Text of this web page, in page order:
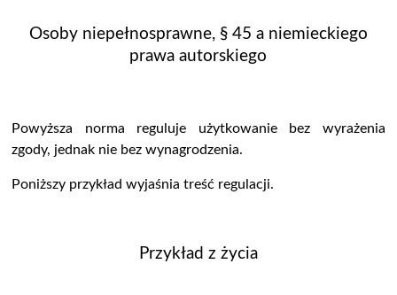
Osoby niepełnosprawne, § 45 a niemieckiego
prawa autorskiego
Powyższa norma reguluje użytkowanie bez wyrażenia
zgody, jednak nie bez wynagrodzenia.
Poniższy przykład wyjaśnia treść regulacji.
Przykład z życia